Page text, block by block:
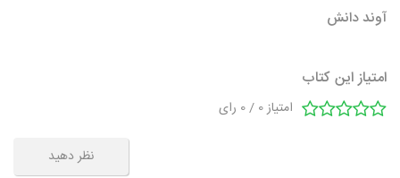
آوند دانش
امتیاز این کتاب
امتیاز0
/
0 رای
نظر دهید